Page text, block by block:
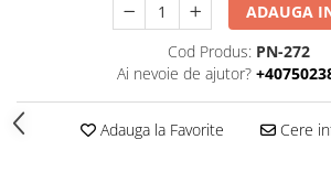
ADAUGA
Cod Produs: PN-272
Ai nevoie de ajutor?
Adauga la Favorite Cere